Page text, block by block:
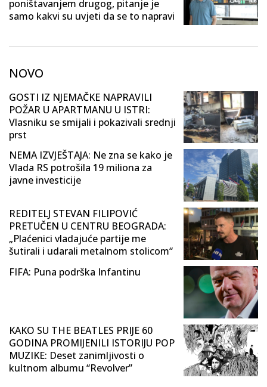
poništavanjem drugog, pitanje je
samo kakvi su uvjeti da se to napravi
NOVO
GOSTI IZ NJEMAČKE NAPRAVILI
POŽAR U APARTMANU U ISTRI:
Vlasniku se smijali i pokazivali srednji
prst
NEMA IZVJEŠTAJA: Ne zna se kako je
Vlada RS potrošila 19 miliona za
javne investicije
REDITELJ STEVAN FILIPOVIĆ
PRETUČEN U CENTRU BEOGRADA:
„Plaćenici vladajuće partije me
šutirali i udarali metalnom stolicom“
FIFA: Puna podrška Infantinu
KAKO SU THE BEATLES PRIJE 60
GODINA PROMIJENILI ISTORIJU POP
MUZIKE: Deset zanimljivosti o
kultnom albumu “Revolver”